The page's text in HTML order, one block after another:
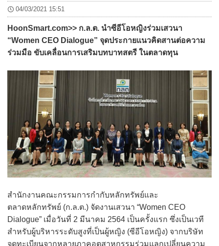
04/03/2021 15:51
HoonSmart.com>> ก.ล.ต. นำซีอีโอหญิงร่วมเสวนา
“Women CEO Dialogue” จุดประกายแนวคิดสานต่อความ
ร่วมมือ ขับเคลื่อนการเสริมบทบาทสตรี ในตลาดทุน
สำนักงานคณะกรรมการกำกับหลักทรัพย์และ
ตลาดหลักทรัพย์ (ก.ล.ต.) จัดงานเสวนา “Women CEO
Dialogue” เมื่อวันที่ 2 มีนาคม 2564 เป็นครั้งแรก ซึ่งเป็นเวที
สำหรับผู้บริหารระดับสูงที่เป็นผู้หญิง (ซีอีโอหญิง) จากบริษัท
จดทะเบียนจากหลายภาคอุตสาหกรรมร่วมแลกเปลี่ยนความ